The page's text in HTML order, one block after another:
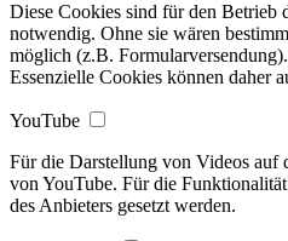
Diese Cookies sind für den Betrieb
notwendig. Ohne sie wären
möglich (z.B. Formularversendung).
Essenzielle Cookies können daher
YouTube
Für die Darstellung von Videos auf
von YouTube. Für die
des Anbieters gesetzt werden.